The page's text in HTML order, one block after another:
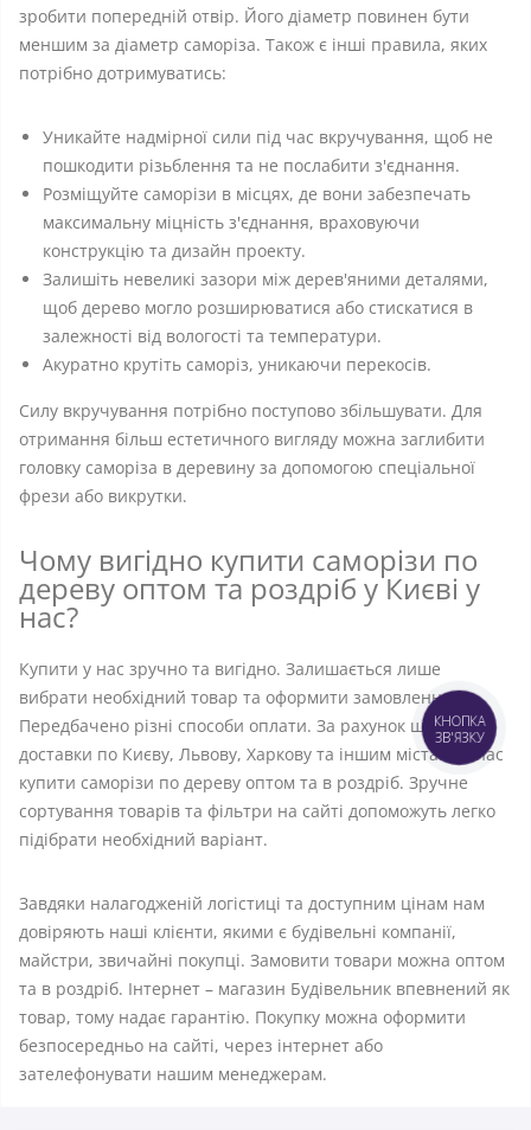
зробити попередній отвір. Його діаметр повинен бути
меншим за діаметр саморіза. Також є інші правила, яких
потрібно дотримуватись:
Уникайте надмірної сили під час вкручування, щоб не
пошкодити різьблення та не послабити з'єднання.
Розміщуйте саморізи в місцях, де вони забезпечать
максимальну міцність з'єднання, враховуючи
конструкцію та дизайн проекту.
Залишіть невеликі зазори між дерев'яними деталями,
щоб дерево могло розширюватися або стискатися в
залежності від вологості та температури.
Акуратно крутіть саморіз, уникаючи перекосів.
Силу вкручування потрібно поступово збільшувати. Для
отримання більш естетичного вигляду можна заглибити
головку саморіза в деревину за допомогою спеціальної
фрези або викрутки.
Чому вигідно купити саморізи по
дереву оптом та роздріб у Києві у
нас?
Купити у нас зручно та вигідно. Залишається лише
вибрати необхідний товар та оформити замовлення.
Передбачено різні способи оплати. За рахунок швидкої
доставки по Києву, Львову, Харкову та іншим містам. У нас
купити саморізи по дереву оптом та в роздріб. Зручне
сортування товарів та фільтри на сайті допоможуть легко
підібрати необхідний варіант.
Завдяки налагодженій логістиці та доступним цінам нам
довіряють наші клієнти, якими є будівельні компанії,
майстри, звичайні покупці. Замовити товари можна оптом
та в роздріб. Інтернет – магазин Будівельник впевнений як
товар, тому надає гарантію. Покупку можна оформити
безпосередньо на сайті, через інтернет або
зателефонувати нашим менеджерам.
КНОПКА
ЗВ'ЯЗКУ